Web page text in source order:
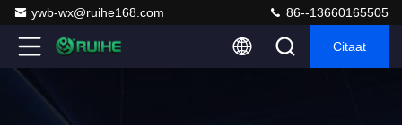
ywb-wx@ruihe168.com 86--13660165505
Citaat